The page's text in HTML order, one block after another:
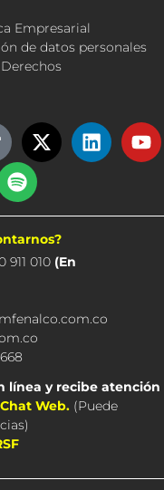
Empresarial
de datos personales
X
-
i
t
e
L
i
e
Y
o
u
S
p
o
t
i
y
911 010 (En
línea y recibe atención
Chat Web. (Puede
)